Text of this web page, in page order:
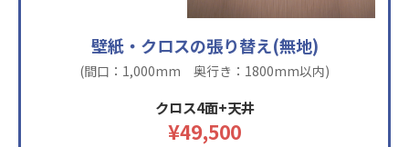
壁紙・クロスの張り替え(無地)
(間口：1,000mm 奥行き：1800mm以内)
クロス4面+天井
¥49,500